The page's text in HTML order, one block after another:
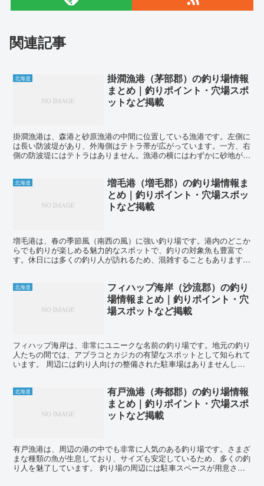
関連記事
北海道
掛澗漁港（茅部郡）の釣り場情報
まとめ｜釣りポイント・穴場スポ
ットなど掲載
掛澗漁港は、森港と砂原漁港の中間に位置している漁港です。左側に
は長い防波堤があり、外海側はテトラ帯が広がっています。一方、右
側の防波堤にはテトラはありません。漁港の横にはわずかに砂地があ
北海道
増毛港（増毛郡）の釣り場情報ま
とめ｜釣りポイント・穴場スポッ
トなど掲載
増毛港は、春の季節風（南西の風）に強い釣り場です。港内のどこか
らでも釣りが楽しめる魅力的なスポットで、釣りの対象魚も豊富で
す。休日には多くの釣り人が訪れるため、混雑することもあります。
北海道
フィハップ海岸（沙流郡）の釣り
場情報まとめ｜釣りポイント・穴
場スポットなど掲載
フィハップ海岸は、非常にユニークな名前の釣り場です。地元の釣り
人たちの間では、アブラコとカジカの有望なスポットとして知られて
います。 周辺には釣り人向けの整備された駐車場はありませんし、
北海道
有戸漁港（寿都郡）の釣り場情報
まとめ｜釣りポイント・穴場スポ
ットなど掲載
有戸漁港は、周辺の港の中でも非常に人気のある釣り場です。さまざ
まな種類の魚が生息しており、サイズも安定しているため、多くの釣
り人を魅了しています。 釣り場の周辺には駐車スペースが用意され